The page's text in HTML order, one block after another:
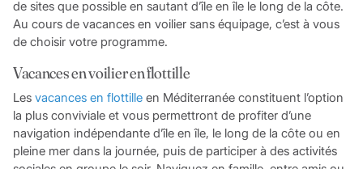
de sites que possible en sautant d’île en île le long de la côte.
Au cours de vacances en voilier sans équipage, c’est à vous
de choisir votre programme.
Vacances en voilier en flottille
Les vacances en flottilleen Méditerranée constituent l’option
la plus conviviale et vous permettront de profiter d’une
navigation indépendante d’île en île, le long de la côte ou en
pleine mer dans la journée, puis de participer à des activités